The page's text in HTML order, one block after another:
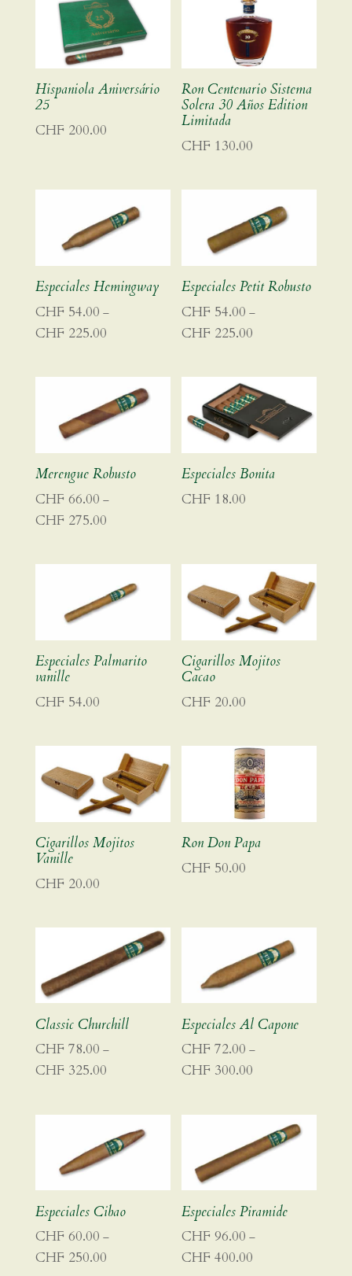
CHF 450.00
Hispaniola Aniversário
25
CHF 200.00
Ron Centenario Sistema
Solera 30 Años Edition
Limitada
CHF 130.00
Especiales Hemingway
CHF 54.00 –
CHF 225.00Preisspanne:
CHF 225.00
Especiales Petit Robusto
CHF 54.00 –
CHF 225.00
CHF 225.00
Merengue Robusto
CHF 66.00 –
CHF 275.00Preisspanne:
CHF 275.00
Especiales Bonita
CHF 18.00
Especiales Palmarito
vanille
CHF 54.00
Cigarillos Mojitos
Cacao
CHF 20.00
Cigarillos Mojitos
Vanille
CHF 20.00
Ron Don Papa
CHF 50.00
Classic Churchill
CHF 78.00 –
CHF 325.00Preisspanne:
CHF 325.00
Especiales Al Capone
CHF 72.00 –
CHF 300.00
CHF 300.00
Especiales Cibao
CHF 60.00 –
CHF 250.00Preisspanne:
Especiales Piramide
CHF 96.00 –
CHF 400.00